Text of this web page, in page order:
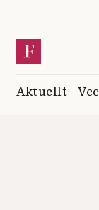
Aktuellt